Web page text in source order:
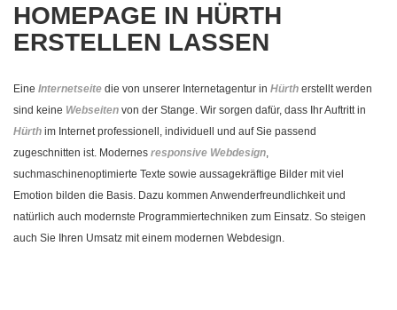
HOMEPAGE IN HÜRTH
ERSTELLEN LASSEN
Eine Internetseite die von unserer Internetagentur in Hürth erstellt werden
sind keine Webseiten von der Stange. Wir sorgen dafür, dass Ihr Auftritt in
Hürth im Internet professionell, individuell und auf Sie passend
zugeschnitten ist. Modernes responsive Webdesign,
suchmaschinenoptimierte Texte sowie aussagekräftige Bilder mit viel
Emotion bilden die Basis. Dazu kommen Anwenderfreundlichkeit und
natürlich auch modernste Programmiertechniken zum Einsatz. So steigen
auch Sie Ihren Umsatz mit einem modernen Webdesign.